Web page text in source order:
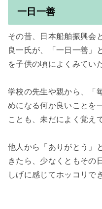
一日一善
その昔、日本船舶振興会
良一氏が、「一日一善」
を子供の頃によくみてい
学校の先生や親から、「
めになる何か良いことを
ことも、未だによく覚え
他人から「ありがとう」
きたら、少なくともその
しげに感じてホッコリで